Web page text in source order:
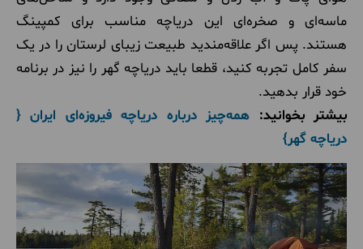
ماسه‌ای و صخره‌ای این دریاچه مناسب برای کمپینگ
هستند. پس اگر علاقه‌مندید طبیعت زیبای لرستان را در یک
سفر کامل تجربه کنید، قطعا باید دریاچه گهر را نیز در برنامه
خود قرار بدهید.
بیشتر بخوانید: همه‌‌چیز درباره دریاچه فیروزه‌ای ایران {
دریاچه گهر}